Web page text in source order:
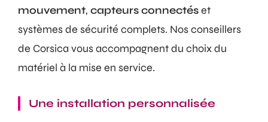
mouvement, capteurs connectéset
systèmes de sécurité complets. Nos conseillers
de Corsica vous accompagnent du choix du
matériel à la mise en service.
Une installation personnalisée